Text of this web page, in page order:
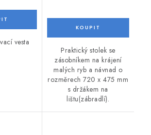
vesta
Praktický stolek se
zásobníkem na krájení
malých ryb a návnad o
rozměrech 720 x 475 mm
s držákem na
lištu(zábradlí).